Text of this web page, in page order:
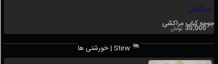
جوجه کباب مراکشی
30,000 تومان
خورشتی ها | Stew